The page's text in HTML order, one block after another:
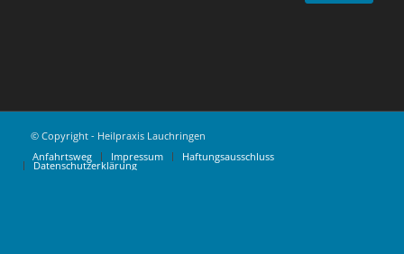
© Copyright - Heilpraxis Lauchringen
Anfahrtsweg
Impressum Haftungsausschluss
Datenschutzerklärung